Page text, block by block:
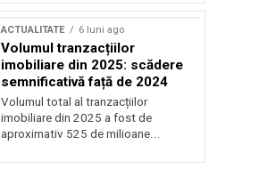
ACTUALITATE 6 luni ago
Volumul tranzacțiilor
imobiliare din 2025: scădere
semnificativă față de 2024
Volumul total al tranzacțiilor
imobiliare din 2025 a fost de
aproximativ 525 de milioane...